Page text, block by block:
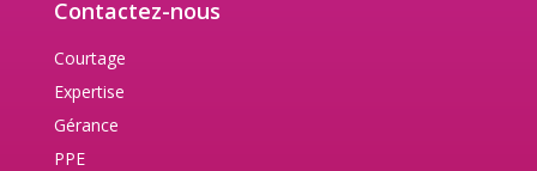
Contactez-nous
Courtage
Expertise
Gérance
PPE